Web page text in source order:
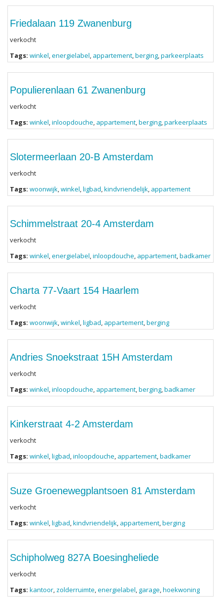
Friedalaan 119 Zwanenburg
verkocht
Tags: winkel,energielabel, appartement,berging,parkeerplaats
Populierenlaan 61 Zwanenburg
verkocht
Tags: winkel,inloopdouche, appartement,berging,parkeerplaats
Slotermeerlaan 20-B Amsterdam
verkocht
Tags: woonwijk,winkel,ligbad,kindvriendelijk, appartement
Schimmelstraat 20-4 Amsterdam
verkocht
Tags: winkel,energielabel,inloopdouche, appartement,badkamer
Charta 77-Vaart 154 Haarlem
verkocht
Tags: woonwijk,winkel,ligbad, appartement,berging
Andries Snoekstraat 15H Amsterdam
verkocht
Tags: winkel,inloopdouche, appartement,berging,badkamer
Kinkerstraat 4-2 Amsterdam
verkocht
Tags: winkel,ligbad,inloopdouche, appartement,badkamer
Suze Groenewegplantsoen 81 Amsterdam
verkocht
Tags: winkel,ligbad,kindvriendelijk, appartement,berging
Schipholweg 827A Boesingheliede
verkocht
Tags: kantoor, zolderruimte,energielabel, garage,hoekwoning